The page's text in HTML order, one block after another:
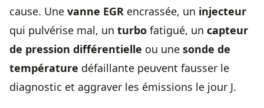
cause. Une vanne EGR encrassée, un injecteur
qui pulvérise mal, un turbo fatigué, un capteur
de pression différentielle ou une sonde de
température défaillante peuvent fausser le
diagnostic et aggraver les émissions le jour J.